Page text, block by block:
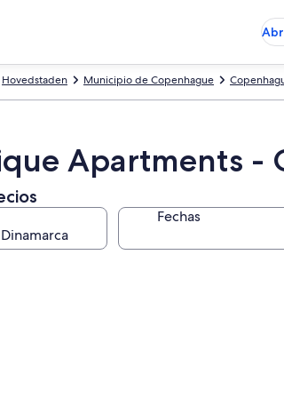
Municipio de Copenhague
Hovedstaden
Apartments -
Fechas